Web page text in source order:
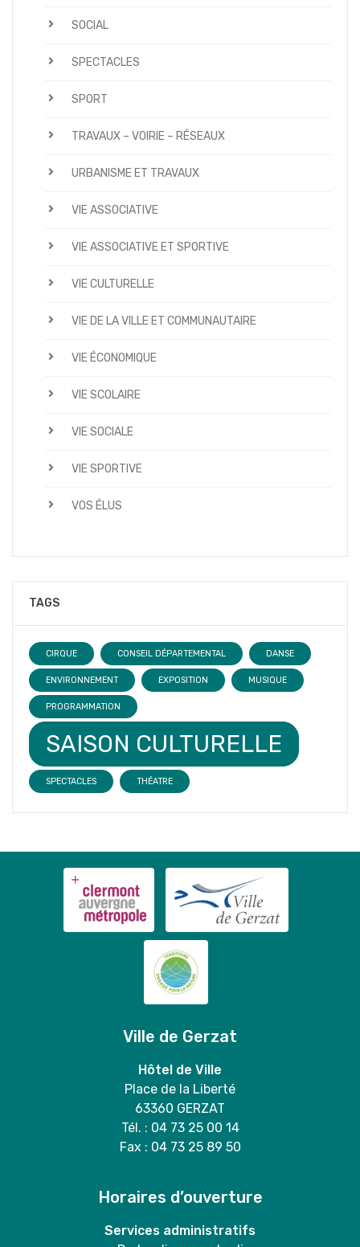
SOCIAL
SPECTACLES
SPORT
TRAVAUX – VOIRIE – RÉSEAUX
URBANISME ET TRAVAUX
VIE ASSOCIATIVE
VIE ASSOCIATIVE ET SPORTIVE
VIE CULTURELLE
VIE DE LA VILLE ET COMMUNAUTAIRE
VIE ÉCONOMIQUE
VIE SCOLAIRE
VIE SOCIALE
VIE SPORTIVE
VOS ÉLUS
TAGS
CIRQUE CONSEIL DÉPARTEMENTAL DANSE
ENVIRONNEMENT EXPOSITION MUSIQUE
PROGRAMMATION
SAISON CULTURELLE
SPECTACLES THÉATRE
Ville de Gerzat
Hôtel de Ville
Place de la Liberté
63360 GERZAT
Tél. : 04 73 25 00 14
Fax : 04 73 25 89 50
Horaires d’ouverture
Services administratifs